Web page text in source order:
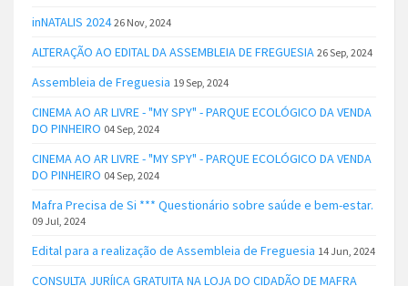
inNATALIS 2024 26 Nov, 2024
ALTERAÇÃO AO EDITAL DA ASSEMBLEIA DE FREGUESIA 26 Sep, 2024
Assembleia de Freguesia 19 Sep, 2024
CINEMA AO AR LIVRE - "MY SPY" - PARQUE ECOLÓGICO DA VENDA
DO PINHEIRO 04 Sep, 2024
CINEMA AO AR LIVRE - "MY SPY" - PARQUE ECOLÓGICO DA VENDA
DO PINHEIRO 04 Sep, 2024
Mafra Precisa de Si *** Questionário sobre saúde e bem-estar.
09 Jul, 2024
Edital para a realização de Assembleia de Freguesia 14 Jun, 2024
CONSULTA JURÍICA GRATUITA NA LOJA DO CIDADÃO DE MAFRA